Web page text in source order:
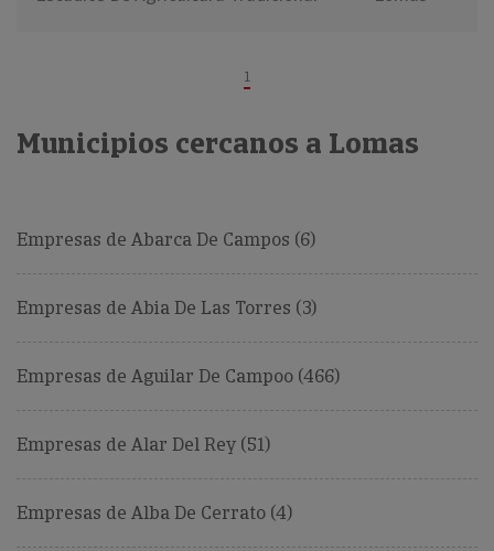
1
Municipios cercanos a Lomas
Empresas de Abarca De Campos (6)
Empresas de Abia De Las Torres (3)
Empresas de Aguilar De Campoo (466)
Empresas de Alar Del Rey (51)
Empresas de Alba De Cerrato (4)